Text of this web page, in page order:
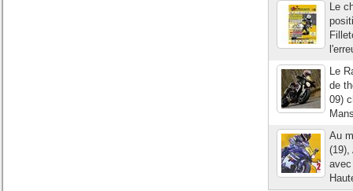
Le
Le
de
09)
Au
(19),